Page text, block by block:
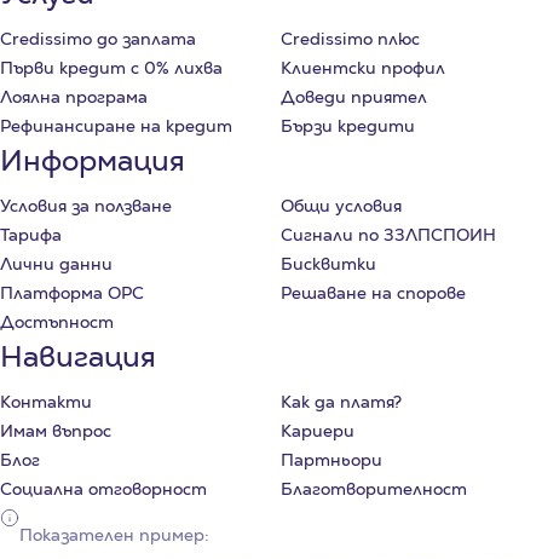
Credissimo до заплата
Credissimo плюс
Първи кредит с 0% лихва
Клиентски профил
Лоялна програма
Доведи приятел
Рефинансиране на кредит
Бързи кредити
Информация
Условия за ползване
Общи условия
Тарифа
Сигнали по ЗЗЛПСПОИН
Лични данни
Бисквитки
Платформа ОРС
Решаване на спорове
Достъпност
Навигация
Контакти
Как да платя?
Имам въпрос
Кариери
Блог
Партньори
Социална отговорност
Благотворителност
Показателен пример: